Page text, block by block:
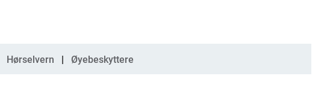
Hørselvern Øyebeskyttere